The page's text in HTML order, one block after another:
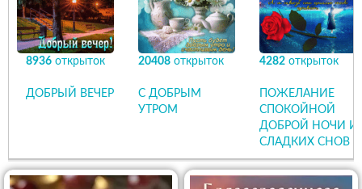
8936открыток
ДОБРЫЙ ВЕЧЕР
20408 открыток
С ДОБРЫМ
УТРОМ
4282 открыток
ПОЖЕЛАНИЕ
СПОКОЙНОЙ
ДОБРОЙ НОЧИ И
СЛАДКИХ СНОВ